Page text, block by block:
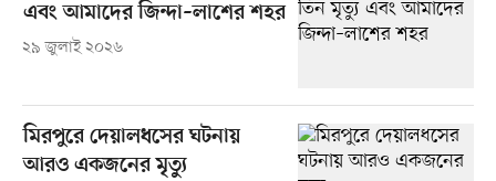
এবং আমাদের জিন্দা–লাশের শহর
২৯ জুলাই ২০২৬
মিরপুরে দেয়ালধসের ঘটনায়
আরও একজনের মৃত্যু